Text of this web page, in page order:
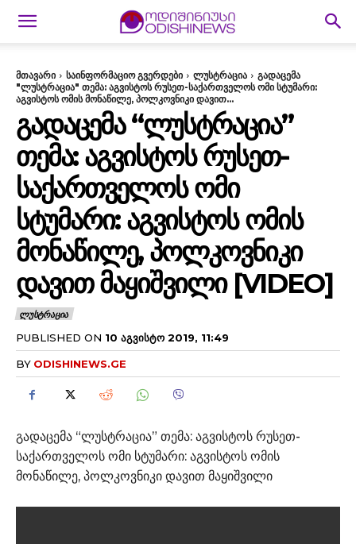
მთავარი საინფორმაციო გვერდები ლუსტრაცია
გადაცემა
"ლუსტრაცია" თემა: აგვისტოს რუსეთ-საქართველოს ომი სტუმარი:
აგვისტოს ომის მონაწილე, პოლკოვნიკი დავით...
ᲒᲐᲓᲐᲪᲔᲛᲐ “ᲚᲣᲡᲢᲠᲐᲪᲘᲐ”
ᲗᲔᲛᲐ: ᲐᲒᲕᲘᲡᲢᲝᲡ ᲠᲣᲡᲔᲗ-
ᲡᲐᲥᲐᲠᲗᲕᲔᲚᲝᲡ ᲝᲛᲘ
ᲡᲢᲣᲛᲐᲠᲘ: ᲐᲒᲕᲘᲡᲢᲝᲡ ᲝᲛᲘᲡ
ᲛᲝᲜᲐᲬᲘᲚᲔ, ᲞᲝᲚᲙᲝᲕᲜᲘᲙᲘ
ᲓᲐᲕᲘᲗ ᲛᲐᲧᲘᲨᲕᲘᲚᲘ [VIDEO]
ᲚᲣᲡᲢᲠᲐᲪᲘᲐ
PUBLISHED ON 10 ᲐᲒᲕᲘᲡᲢᲝ 2019, 11:49
BY ODISHINEWS.GE
გადაცემა “ლუსტრაცია” თემა: აგვისტოს რუსეთ-
საქართველოს ომი სტუმარი: აგვისტოს ომის
მონაწილე, პოლკოვნიკი დავით მაყიშვილი